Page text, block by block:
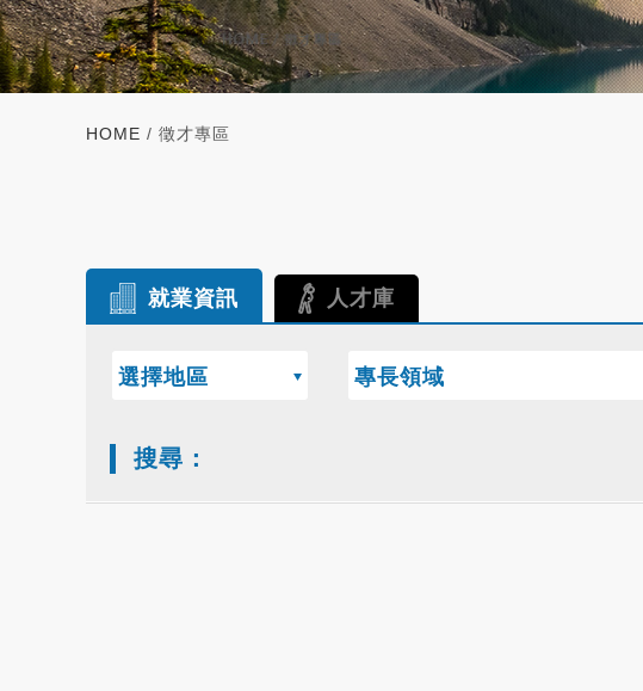
HOME / 徵才專區
就業資訊 人才庫
選擇地區 專長領域
搜尋：